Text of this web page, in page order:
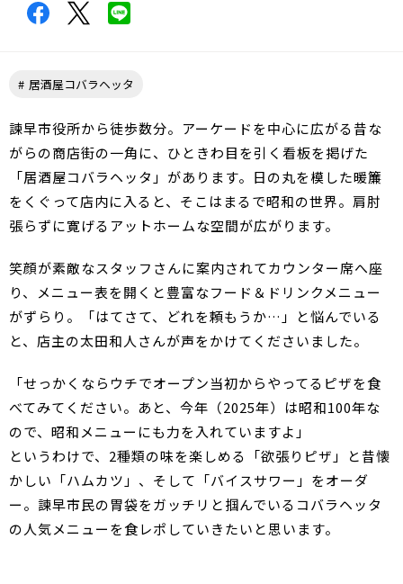
居酒屋コバラヘッタ
諫早市役所から徒歩数分。アーケードを中心に広がる昔な
がらの商店街の一角に、ひときわ目を引く看板を掲げた
「居酒屋コバラヘッタ」があります。日の丸を模した暖簾
をくぐって店内に入ると、そこはまるで昭和の世界。肩肘
張らずに寛げるアットホームな空間が広がります。
笑顔が素敵なスタッフさんに案内されてカウンター席へ座
り、メニュー表を開くと豊富なフード＆ドリンクメニュー
がずらり。「はてさて、どれを頼もうか…」と悩んでいる
と、店主の太田和人さんが声をかけてくださいました。
「せっかくならウチでオープン当初からやってるピザを食
べてみてください。あと、今年（2025年）は昭和100年な
ので、昭和メニューにも力を入れていますよ」
というわけで、2種類の味を楽しめる「欲張りピザ」と昔懐
かしい「ハムカツ」、そして「バイスサワー」をオーダ
ー。諫早市民の胃袋をガッチリと掴んでいるコバラヘッタ
の人気メニューを食レポしていきたいと思います。